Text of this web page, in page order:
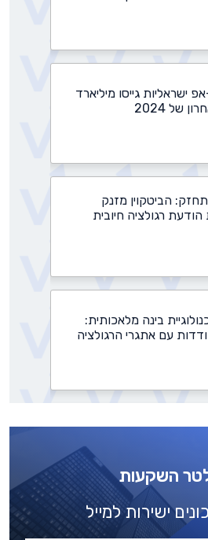
ישראליות גייסו מיליארד
של 2024
הביטקוין מזנק
הודעת רגולציה חיובית
בינה מלאכותית:
עם אתגרי הרגולציה
ושורט על היואן הסיני:
צריך למכור נכסים
השקעות
ישירות למייל